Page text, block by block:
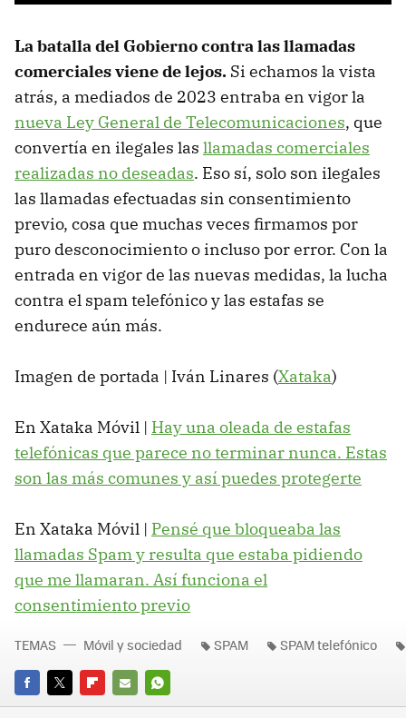
La batalla del Gobierno contra las llamadas
comerciales viene de lejos. Si echamos la vista
atrás, a mediados de 2023 entraba en vigor la
nueva Ley General de Telecomunicaciones, que
convertía en ilegales las llamadas comerciales
realizadas no deseadas. Eso sí, solo son ilegales
las llamadas efectuadas sin consentimiento
previo, cosa que muchas veces firmamos por
puro desconocimiento o incluso por error. Con la
entrada en vigor de las nuevas medidas, la lucha
contra el spam telefónico y las estafas se
endurece aún más.
Imagen de portada | Iván Linares (Xataka)
En Xataka Móvil | Hay una oleada de estafas
telefónicas que parece no terminar nunca. Estas
son las más comunes y así puedes protegerte
En Xataka Móvil | Pensé que bloqueaba las
llamadas Spam y resulta que estaba pidiendo
que me llamaran. Así funciona el
consentimiento previo
FACEBOOK
TWITTERFLIPBOARD
E-
WHATSAPP
TEMAS Móvil y sociedad SPAM SPAM telefónico